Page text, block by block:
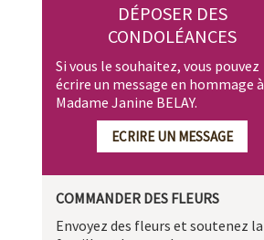
DÉPOSER DES
CONDOLÉANCES
Si vous le souhaitez, vous pouvez
écrire un message en hommage à
Madame Janine BELAY.
ECRIRE UN MESSAGE
COMMANDER DES FLEURS
Envoyez des fleurs et soutenez la